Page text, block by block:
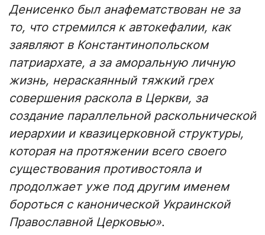
Денисенко был анафематствован не за
то, что стремился к автокефалии, как
заявляют в Константинопольском
патриархате, а за аморальную личную
жизнь, нераскаянный тяжкий грех
совершения раскола в Церкви, за
создание параллельной раскольнической
иерархии и квазицерковной структуры,
которая на протяжении всего своего
существования противостояла и
продолжает уже под другим именем
бороться с канонической Украинской
Православной Церковью».